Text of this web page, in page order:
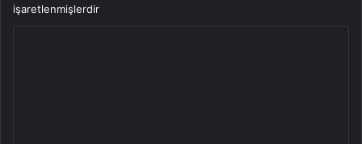
işaretlenmişlerdir